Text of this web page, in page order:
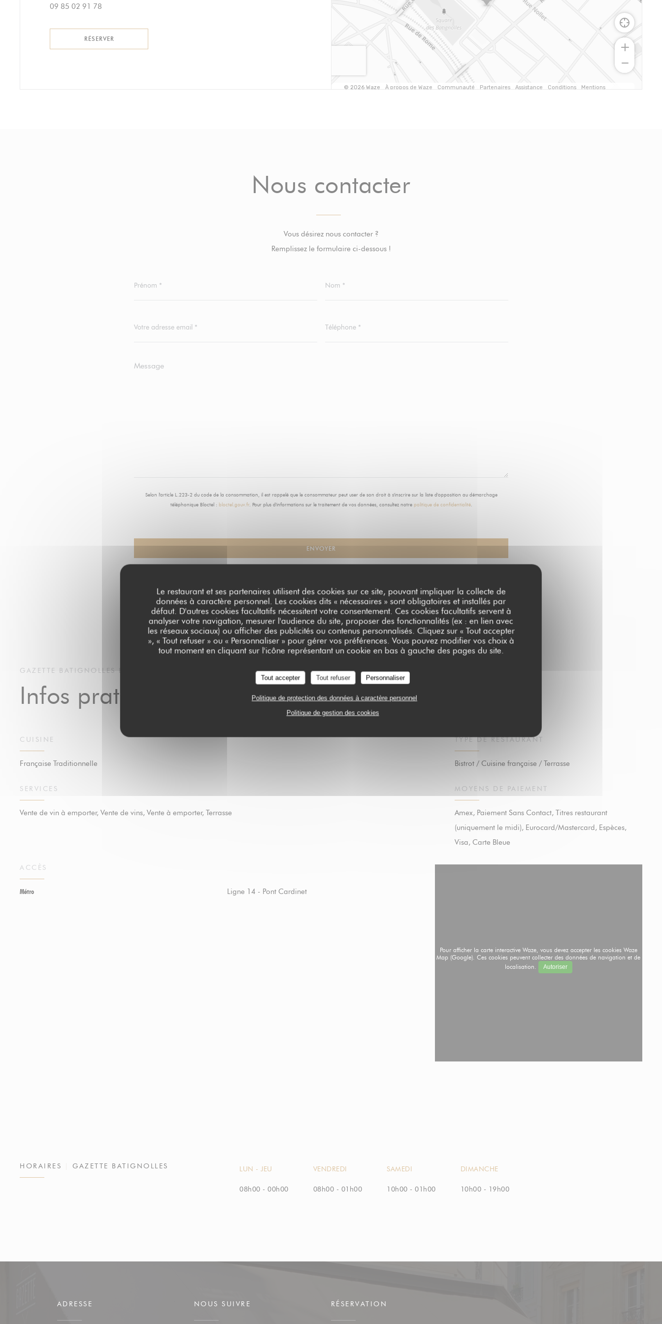
Le restaurant et ses partenaires utilisent des cookies sur ce site, pouvant impliquer la collecte de
données à caractère personnel. Les cookies dits « nécessaires » sont obligatoires et installés par
défaut. D'autres cookies facultatifs nécessitent votre consentement. Ces cookies facultatifs servent à
analyser votre navigation, mesurer l'audience du site, proposer des fonctionnalités (ex : en lien avec
les réseaux sociaux) ou afficher des publicités ou contenus personnalisés. Cliquez sur « Tout accepter
», « Tout refuser » ou « Personnaliser » pour gérer vos préférences. Vous pouvez modifier vos choix à
tout moment en cliquant sur l'icône représentant un cookie en bas à gauche des pages du site.
Tout accepter Tout refuser Personnaliser
Politique de protection des données à caractère personnel
Politique de gestion des cookies
09 85 02 91 78
RÉSERVER
Nous contacter
Vous désirez nous contacter ?
Remplissez le formulaire ci-dessous !
Selon l'article L.223-2 du code de la consommation, il est rappelé que le consommateur peut user de son droit à s'inscrire sur la liste d'opposition au démarchage
téléphonique Bloctel : bloctel.gouv.fr. Pour plus d'informations sur le traitement de vos données, consultez notre politique de confidentialité.
GAZETTE BATIGNOLLES BISTROT / CUISINE FRANÇAISE / TERRASSEPARIS
Infos pratiques
CUISINE
Française Traditionnelle
TYPE DE RESTAURANT
Bistrot / Cuisine française / Terrasse
SERVICES
Vente de vin à emporter, Vente de vins, Vente à emporter, Terrasse
MOYENS DE PAIEMENT
Amex, Paiement Sans Contact, Titres restaurant
(uniquement le midi), Eurocard/Mastercard, Espèces,
Visa, Carte Bleue
ACCÈS
Métro Ligne 14 - Pont Cardinet
Pour afficher la carte interactive Waze, vous devez accepter les cookies Waze
Map (Google). Ces cookies peuvent collecter des données de navigation et de
localisation.
Autoriser
HORAIRES GAZETTE BATIGNOLLES LUN -JEU
08h00 - 00h00
VENDREDI
08h00 - 01h00
SAMEDI
10h00 - 01h00
DIMANCHE
10h00 - 19h00
ADRESSE NOUS SUIVRE RÉSERVATION